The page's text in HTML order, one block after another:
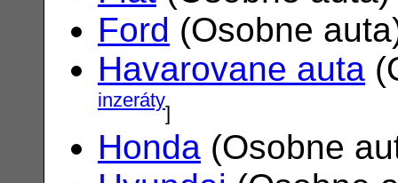
Ford (Osobne
Havarovane auta
inzeráty]
Honda (Osobne